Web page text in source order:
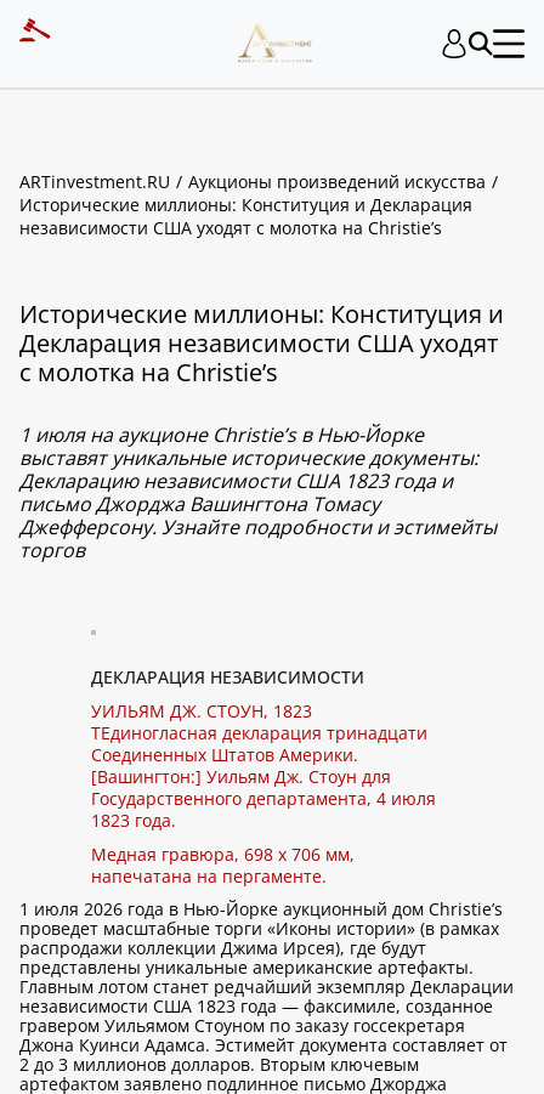
ARTinvestment.RU
Аукционы произведений искусства
Исторические миллионы: Конституция и Декларация
независимости США уходят с молотка на Christie’s
Исторические миллионы: Конституция и
Декларация независимости США уходят
с молотка на Christie’s
1 июля на аукционе Christie’s в Нью-Йорке
выставят уникальные исторические документы:
Декларацию независимости США 1823 года и
письмо Джорджа Вашингтона Томасу
Джефферсону. Узнайте подробности и эстимейты
торгов
ДЕКЛАРАЦИЯ НЕЗАВИСИМОСТИ
УИЛЬЯМ ДЖ. СТОУН, 1823
TЕдиногласная декларация тринадцати
Соединенных Штатов Америки.
[Вашингтон:] Уильям Дж. Стоун для
Государственного департамента, 4 июля
1823 года.
Медная гравюра, 698 x 706 мм,
напечатана на пергаменте.
1 июля 2026 года в Нью-Йорке аукционный дом Christie’s
проведет масштабные торги «Иконы истории» (в рамках
распродажи коллекции Джима Ирсея), где будут
представлены уникальные американские артефакты.
Главным лотом станет редчайший экземпляр Декларации
независимости США 1823 года — факсимиле, созданное
гравером Уильямом Стоуном по заказу госсекретаря
Джона Куинси Адамса. Эстимейт документа составляет от
2 до 3 миллионов долларов. Вторым ключевым
артефактом заявлено подлинное письмо Джорджа